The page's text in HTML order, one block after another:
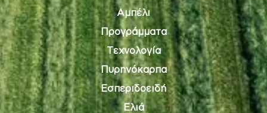
Αμπέλι
Προγράμματα
Τεχνολογία
Πυρηνόκαρπα
Εσπεριδοειδή
Ελιά